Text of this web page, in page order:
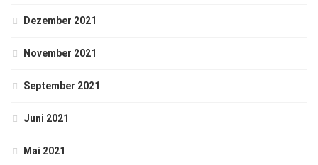
Dezember 2021
November 2021
September 2021
Juni 2021
Mai 2021